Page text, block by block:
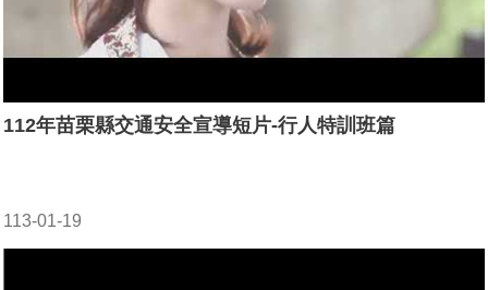
112年苗栗縣交通安全宣導短片-行人特訓班篇
113-01-19